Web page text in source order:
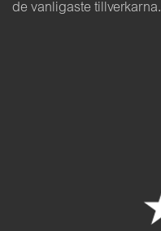
de vanligaste tillverkarna.